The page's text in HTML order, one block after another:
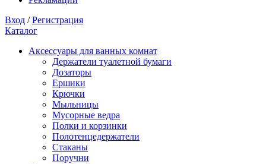
Вход /Регистрация
Каталог
Аксессуары для ванных комнат
Держатели туалетной бумаги
Дозаторы
Ершики
Крючки
Мыльницы
Мусорные ведра
Полки и корзинки
Полотенцедержатели
Стаканы
Поручни